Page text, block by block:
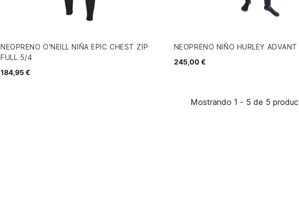
NEOPRENO O'NEILL NIÑA EPIC CHEST ZIP
FULL 5/4
184,95 €
NEOPRENO NIÑO HURLEY
245,00 €
Mostrando 1 - 5 de 5